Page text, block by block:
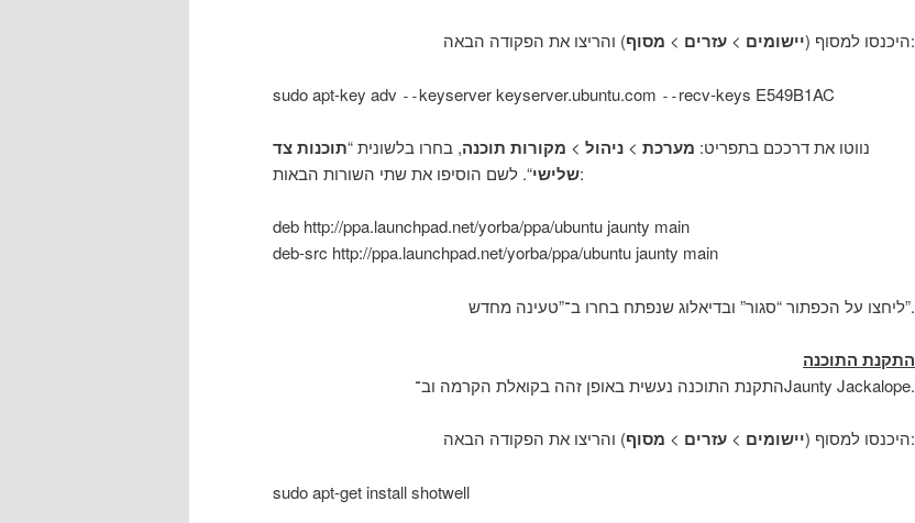
היכנסו למסוף (יישומים > עזרים > מסוף ) והריצו את הפקודה הבאה:
sudo apt-key adv --keyserver keyserver.ubuntu.com -- recv-keys E549B1AC
נווטו את דרככם בתפריט: מערכת > ניהול > מקורות תוכנה, בחרו בלשונית “תוכנות צד
שלישי“. לשם הוסיפו את שתי השורות הבאות:
deb http://ppa.launchpad.net/yorba/ppa/ubuntu jaunty main
deb-src http://ppa.launchpad.net/yorba/ppa/ubuntu jaunty main
ליחצו על הכפתור “סגור” ובדיאלוג שנפתח בחרו ב־”טעינה מחדש”.
התקנת התוכנה
התקנת התוכנה נעשית באופן זהה בקואלת הקרמה וב־Jaunty Jackalope.
היכנסו למסוף (יישומים > עזרים > מסוף ) והריצו את הפקודה הבאה:
sudo apt-get install shotwell